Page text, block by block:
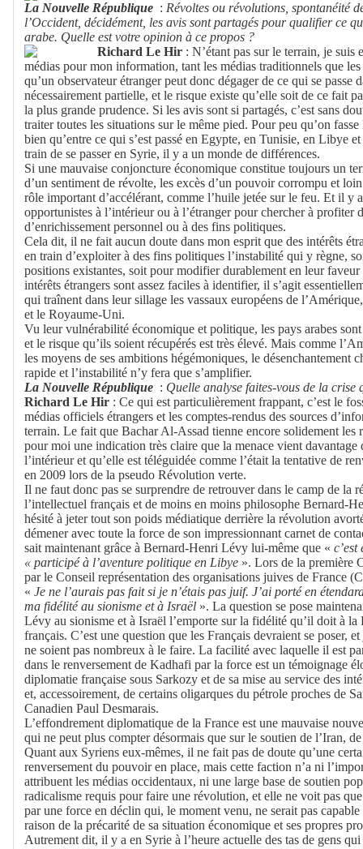
La Nouvelle République : Révoltes ou révolutions, spontanéité
l’Occident, décidément, les avis sont partagés pour qualifier ce
arabe. Quelle est votre opinion à ce propos ?
Richard Le Hir : N’étant pas sur le terrain, je suis
médias pour mon information, tant les médias traditionnels que
qu’un observateur étranger peut donc dégager de ce qui se passe
nécessairement partielle, et le risque existe qu’elle soit de ce fait
la plus grande prudence. Si les avis sont si partagés, c’est sans
traiter toutes les situations sur le même pied. Pour peu qu’on
bien qu’entre ce qui s’est passé en Egypte, en Tunisie, en Libye
train de se passer en Syrie, il y a un monde de différences.
Si une mauvaise conjoncture économique constitue toujours un
d’un sentiment de révolte, les excès d’un pouvoir corrompu et
rôle important d’accélérant, comme l’huile jetée sur le feu. Et il y
opportunistes à l’intérieur ou à l’étranger pour chercher à profiter
d’enrichissement personnel ou à des fins politiques.
Cela dit, il ne fait aucun doute dans mon esprit que des intérêts
en train d’exploiter à des fins politiques l’instabilité qui y règne,
positions existantes, soit pour modifier durablement en leur faveur
intérêts étrangers sont assez faciles à identifier, il s’agit
qui traînent dans leur sillage les vassaux européens de
et le Royaume-Uni.
Vu leur vulnérabilité économique et politique, les pays arabes sont
et le risque qu’ils soient récupérés est très élevé. Mais comme
les moyens de ses ambitions hégémoniques, le désenchantement
rapide et l’instabilité n’y fera que s’amplifier.
La Nouvelle République : Quelle analyse faites-vous de la crise
Richard Le Hir : Ce qui est particulièrement frappant, c’est le
médias officiels étrangers et les comptes-rendus des sources
terrain. Le fait que Bachar Al-Assad tienne encore solidement les
pour moi une indication très claire que la menace vient davantage
l’intérieur et qu’elle est téléguidée comme l’était la tentative de
en 2009 lors de la pseudo Révolution verte.
Il ne faut donc pas se surprendre de retrouver dans le camp de la
l’intellectuel français et de moins en moins philosophe Bernard-
hésité à jeter tout son poids médiatique derrière la révolution
démener avec toute la force de son impressionnant carnet de
sait maintenant grâce à Bernard-Henri Lévy lui-même que «
« participé à l’aventure politique en Libye ». Lors de la première
par le Conseil représentation des organisations juives de France
« Je ne l’aurais pas fait si je n’étais pas juif. J’ai porté en
ma fidélité au sionisme et à Israël ». La question se pose
Lévy au sionisme et à Israël l’emporte sur la fidélité qu’il doit à la
français. C’est une question que les Français devraient se poser,
ne soient pas nombreux à le faire. La facilité avec laquelle il est
dans le renversement de Kadhafi par la force est un témoignage
diplomatie française sous Sarkozy et de sa mise au service des
et, accessoirement, de certains oligarques du pétrole proches de
Canadien Paul Desmarais.
L’effondrement diplomatique de la France est une mauvaise
qui ne peut plus compter désormais que sur le soutien de l’Iran,
Quant aux Syriens eux-mêmes, il ne fait pas de doute qu’une
renversement du pouvoir en place, mais cette faction n’a ni
attribuent les médias occidentaux, ni une large base de soutien
radicalisme requis pour faire une révolution, et elle ne voit pas
par une force en déclin qui, le moment venu, ne serait pas capable
raison de la précarité de sa situation économique et ses propres
Autrement dit, il y a en Syrie à l’heure actuelle des tas de gens